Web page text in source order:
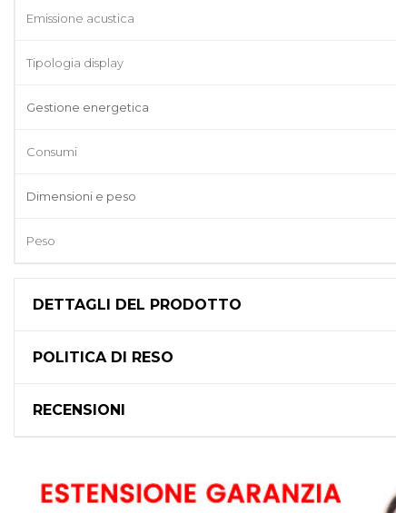
Emissione acustica
Tipologia display
Gestione energetica
Consumi
Dimensioni e peso
Peso
DETTAGLI DEL PRODOTTO
POLITICA DI RESO
RECENSIONI